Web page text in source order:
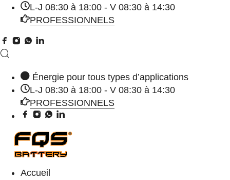
L-J 08:30 à 18:00 - V 08:30 à 14:30
PROFESSIONNELS
Énergie pour tous types d’applications
L-J 08:30 à 18:00 - V 08:30 à 14:30
PROFESSIONNELS
Accueil